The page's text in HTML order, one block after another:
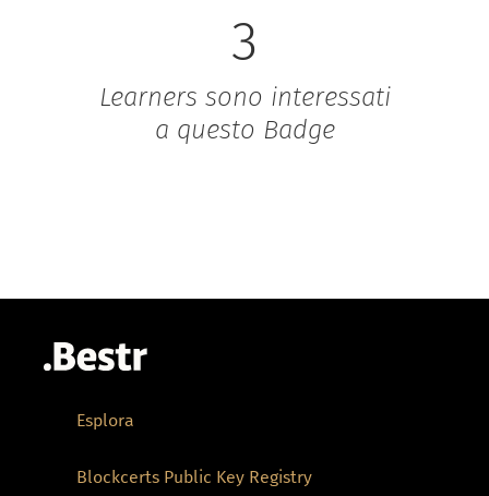
3
Learners sono interessati
a questo Badge
Esplora
Blockcerts Public Key Registry